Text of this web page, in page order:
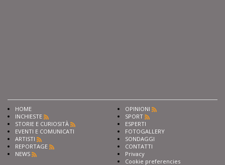
HOME
INCHIESTE
STORIE E CURIOSITÀ
EVENTI E COMUNICATI
ARTISTI
REPORTAGE
NEWS
OPINIONI
SPORT
ESPERTI
FOTOGALLERY
SONDAGGI
CONTATTI
Privacy
Cookie preferencies